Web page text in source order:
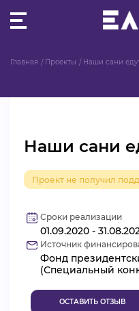
ПРОЕКТЫ
БАЗА
Главная Проекты Наши сани
Наши сани
Проект не получил
Сроки реализации
01.09.2020 -
Источник
Фонд
(Специальный
ОСТАВИТЬ ОТЗЫВ